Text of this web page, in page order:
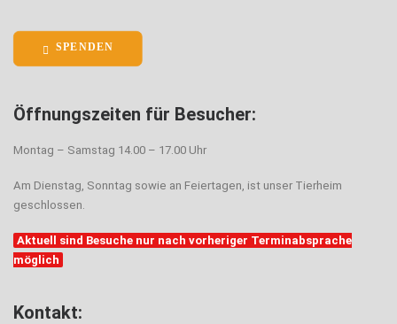
SPENDEN
Öffnungszeiten für Besucher:
Montag – Samstag 14.00 – 17.00 Uhr
Am Dienstag, Sonntag sowie an Feiertagen, ist unser Tierheim
geschlossen.
Aktuell sind Besuche nur nach vorheriger Terminabsprache
möglich
Kontakt: